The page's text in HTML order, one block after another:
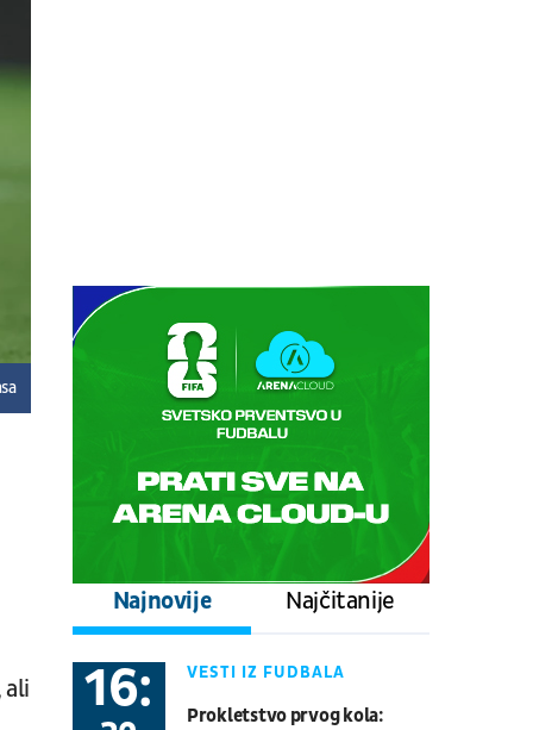
ali
Stuttgart - Everton
PRIJATELJSKE UTAKMICE
17:00 UŽIVO
Schalke - Atalanta
08.08. 20:30 UŽIVO
Fudbal PRIJATELJSKE UTAKMICE
Gremio - Sao Paulo
BRAZILSKA LIGA
Najnovije Najčitanije
VESTI IZ FUDBALA
16:
Prokletstvo prvog kola: